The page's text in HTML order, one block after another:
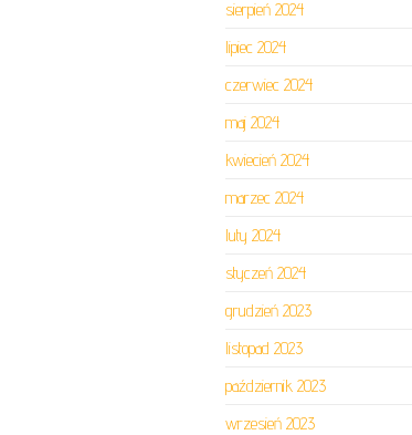
sierpień 2024
lipiec 2024
czerwiec 2024
maj 2024
kwiecień 2024
marzec 2024
luty 2024
styczeń 2024
grudzień 2023
listopad 2023
październik 2023
wrzesień 2023